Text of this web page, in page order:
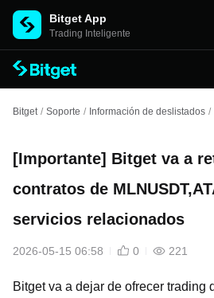
Bitget App
Trading Inteligente
Bitget / Soporte / Información de deslistados /
[Importante] Bitget va a
contratos de
servicios relacionados
2026-05-15 06:58 0 221
Bitget va a dejar de ofrecer trading